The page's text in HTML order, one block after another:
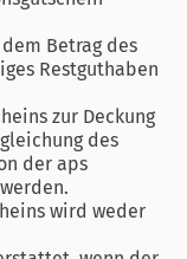
Betrag des
Restguthaben
zur Deckung
des
der aps
wird weder